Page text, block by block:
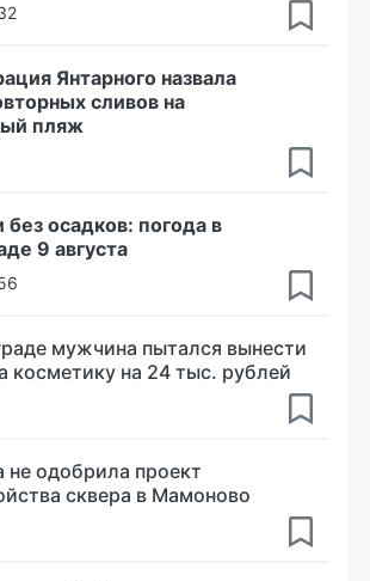
Янтарного назвала
сливов на
пляж
осадков: погода в
9 августа
мужчина пытался вынести
косметику на 24 тыс. рублей
не одобрила проект
сквера в Мамоново